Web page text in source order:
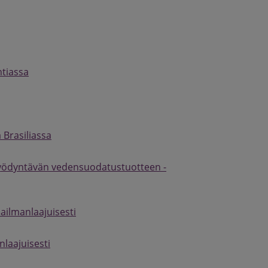
vedensuodatustuotteen -